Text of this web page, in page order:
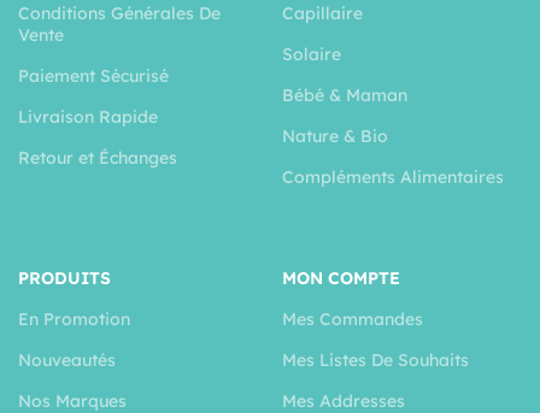
Conditions Générales De
Vente
Paiement Sécurisé
Livraison Rapide
Retour et Échanges
Capillaire
Solaire
Bébé & Maman
Nature & Bio
Compléments Alimentaires
PRODUITS
En Promotion
Nouveautés
Nos Marques
MON COMPTE
Mes Commandes
Mes Listes De Souhaits
Mes Addresses